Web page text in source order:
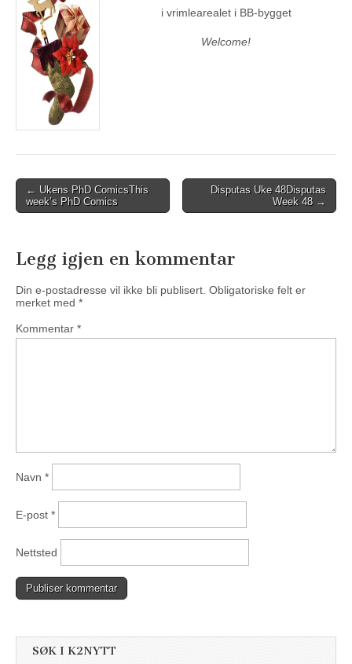
i vrimlearealet i BB-bygget
Welcome!
Post
navigation
← Ukens PhD ComicsThis
week’s PhD Comics
Disputas Uke 48Disputas
Week 48→
Legg igjen en kommentar
Din e-postadresse vil ikke bli publisert. Obligatoriske felt er
merket med *
Kommentar *
Navn *
E-post *
Nettsted
SØK I K2NYTT